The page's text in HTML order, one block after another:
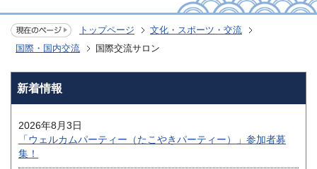
トップページ
文化・スポーツ・交流
国際・国内交流
国際交流サロン
新着情報
2026年8月3日
「ウェルカムパーティー（たこやきパーティー）」参加者募
集！